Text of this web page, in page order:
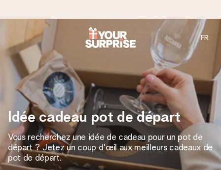
Commandé ce jour, expédié sous 24h
Nous préparons votre cadeau avec attention et l’envoyons
en un éclair – pour que vous puissiez l’offrir au bon moment,
quand cela compte le plus.
4,9 (sur la base de +15 000 avis)
Nos cadeaux sont appréciés. Les clients nous attribuent
une note de 4,9 sur Google Reviews (total de tous les
pays où nous sommes présents).
FR
Idée cadeau pot de départ
Vous recherchez une idée de cadeau pour un pot de
départ ? Jetez un coup d'œil aux meilleurs cadeaux de
pot de départ.